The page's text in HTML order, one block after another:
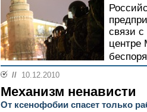
связи
центре
// 10.12.2010
Механизм ненависти
От ксенофобии спасет только